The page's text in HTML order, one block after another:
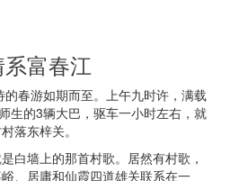
富春江
春游如期而至。上午九时许，满载
生的3辆大巴，驱车一小时左右，就
落东梓关。
白墙上的那首村歌。居然有村歌，
、居庸和仙霞四道雄关联系在一